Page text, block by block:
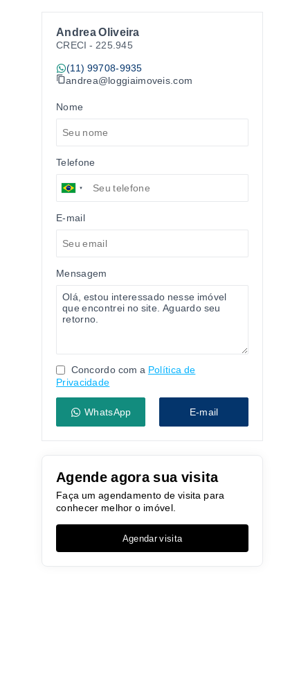
Andrea Oliveira
CRECI - 225.945
(11) 99708-9935
andrea@loggiaimoveis.com
Nome
Telefone
E-mail
Mensagem
Concordo com a Política de
Privacidade
WhatsApp E-mail
Agende agora sua visita
Faça um agendamento de visita para
conhecer melhor o imóvel.
Agendar visita